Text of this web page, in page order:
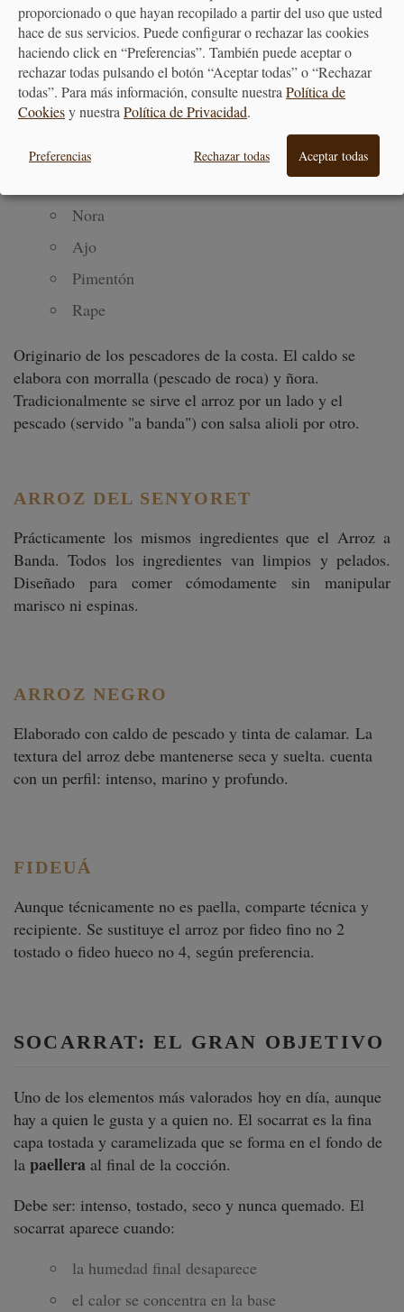
Arroz
AOVE
Azafrán
Caldo de Pescado
Tomate
Nora
Ajo
Pimentón
Rape
Originario de los pescadores de la costa. El caldo se
elabora con morralla (pescado de roca) y ñora.
Tradicionalmente se sirve el arroz por un lado y el
pescado (servido "a banda") con salsa alioli por otro.
ARROZ DEL SENYORET
Prácticamente los mismos ingredientes que el Arroz a
Banda. Todos los ingredientes van limpios y pelados.
Diseñado para comer cómodamente sin manipular
marisco ni espinas.
ARROZ NEGRO
Elaborado con caldo de pescado y tinta de calamar. La
textura del arroz debe mantenerse seca y suelta. cuenta
con un perfil: intenso, marino y profundo.
FIDEUÁ
Aunque técnicamente no es paella, comparte técnica y
recipiente. Se sustituye el arroz por fideo fino no 2
tostado o fideo hueco no 4, según preferencia.
SOCARRAT: EL GRAN OBJETIVO
Uno de los elementos más valorados hoy en día, aunque
hay a quien le gusta y a quien no. El socarrat es la fina
capa tostada y caramelizada que se forma en el fondo de
la paellera al final de la cocción.
Debe ser: intenso, tostado, seco y nunca quemado. El
socarrat aparece cuando:
la humedad final desaparece
el calor se concentra en la base
proporcionado o que hayan recopilado a partir del uso que usted
hace de sus servicios. Puede configurar o rechazar las cookies
haciendo click en “Preferencias”. También puede aceptar o
rechazar todas pulsando el botón “Aceptar todas” o “Rechazar
todas”. Para más información, consulte nuestra Política de
Cookiesy nuestra Política de Privacidad.
Preferencias Rechazar todas Aceptar todas